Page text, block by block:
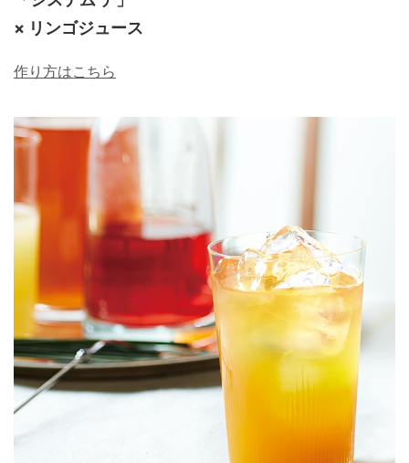
× リンゴジュース
作り方はこちら